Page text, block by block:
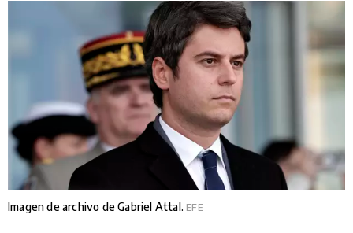
Imagen de archivo de Gabriel Attal. EFE